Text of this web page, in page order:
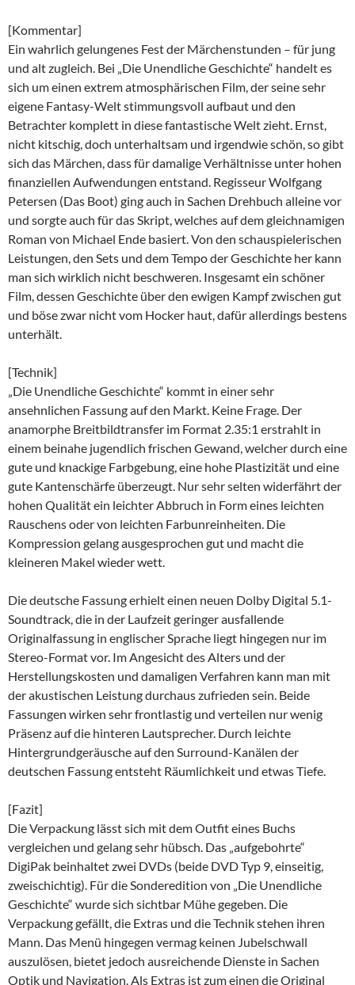
[Kommentar]
Ein wahrlich gelungenes Fest der Märchenstunden – für jung
und alt zugleich. Bei „Die Unendliche Geschichte“ handelt es
sich um einen extrem atmosphärischen Film, der seine sehr
eigene Fantasy-Welt stimmungsvoll aufbaut und den
Betrachter komplett in diese fantastische Welt zieht. Ernst,
nicht kitschig, doch unterhaltsam und irgendwie schön, so gibt
sich das Märchen, dass für damalige Verhältnisse unter hohen
finanziellen Aufwendungen entstand. Regisseur Wolfgang
Petersen (Das Boot) ging auch in Sachen Drehbuch alleine vor
und sorgte auch für das Skript, welches auf dem gleichnamigen
Roman von Michael Ende basiert. Von den schauspielerischen
Leistungen, den Sets und dem Tempo der Geschichte her kann
man sich wirklich nicht beschweren. Insgesamt ein schöner
Film, dessen Geschichte über den ewigen Kampf zwischen gut
und böse zwar nicht vom Hocker haut, dafür allerdings bestens
unterhält.
[Technik]
„Die Unendliche Geschichte“ kommt in einer sehr
ansehnlichen Fassung auf den Markt. Keine Frage. Der
anamorphe Breitbildtransfer im Format 2.35:1 erstrahlt in
einem beinahe jugendlich frischen Gewand, welcher durch eine
gute und knackige Farbgebung, eine hohe Plastizität und eine
gute Kantenschärfe überzeugt. Nur sehr selten widerfährt der
hohen Qualität ein leichter Abbruch in Form eines leichten
Rauschens oder von leichten Farbunreinheiten. Die
Kompression gelang ausgesprochen gut und macht die
kleineren Makel wieder wett.
Die deutsche Fassung erhielt einen neuen Dolby Digital 5.1-
Soundtrack, die in der Laufzeit geringer ausfallende
Originalfassung in englischer Sprache liegt hingegen nur im
Stereo-Format vor. Im Angesicht des Alters und der
Herstellungskosten und damaligen Verfahren kann man mit
der akustischen Leistung durchaus zufrieden sein. Beide
Fassungen wirken sehr frontlastig und verteilen nur wenig
Präsenz auf die hinteren Lautsprecher. Durch leichte
Hintergrundgeräusche auf den Surround-Kanälen der
deutschen Fassung entsteht Räumlichkeit und etwas Tiefe.
[Fazit]
Die Verpackung lässt sich mit dem Outfit eines Buchs
vergleichen und gelang sehr hübsch. Das „aufgebohrte“
DigiPak beinhaltet zwei DVDs (beide DVD Typ 9, einseitig,
zweischichtig). Für die Sonderedition von „Die Unendliche
Geschichte“ wurde sich sichtbar Mühe gegeben. Die
Verpackung gefällt, die Extras und die Technik stehen ihren
Mann. Das Menü hingegen vermag keinen Jubelschwall
auszulösen, bietet jedoch ausreichende Dienste in Sachen
Optik und Navigation. Als Extras ist zum einen die Original